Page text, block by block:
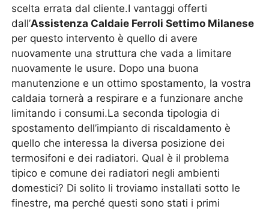
scelta errata dal cliente.I vantaggi offerti
dall’Assistenza Caldaie Ferroli Settimo Milanese
per questo intervento è quello di avere
nuovamente una struttura che vada a limitare
nuovamente le usure. Dopo una buona
manutenzione e un ottimo spostamento, la vostra
caldaia tornerà a respirare e a funzionare anche
limitando i consumi.La seconda tipologia di
spostamento dell’impianto di riscaldamento è
quello che interessa la diversa posizione dei
termosifoni e dei radiatori. Qual è il problema
tipico e comune dei radiatori negli ambienti
domestici? Di solito li troviamo installati sotto le
finestre, ma perché questi sono stati i primi